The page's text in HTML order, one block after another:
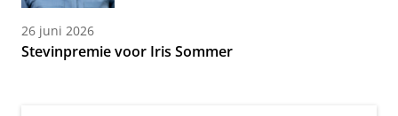
26 juni 2026
Stevinpremie voor Iris Sommer